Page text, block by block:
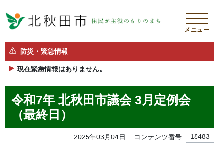
メニュー
防災・緊急情報
現在緊急情報はありません。
令和7年 北秋田市議会 3月定例会
（最終日）
2025年03月04日 コンテンツ番号 18483